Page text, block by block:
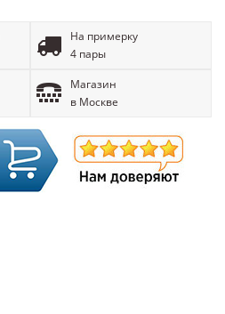
На примерку
4 пары
Магазин
в Москве